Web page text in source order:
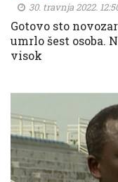
30. travnja 2022.
Gotovo sto
umrlo šest osoba.
visok